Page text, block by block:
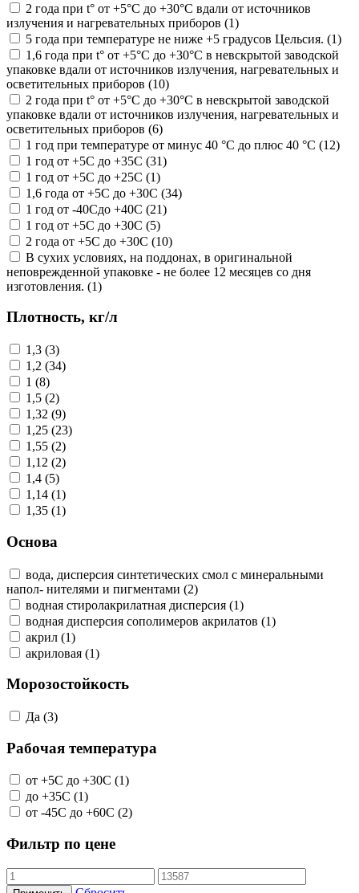
2 года при t° от +5°С до +30°С вдали от источников
излучения и нагревательных приборов (1)
5 года при температуре не ниже +5 градусов Цельсия. (1)
1,6 года при t° от +5°С до +30°С в невскрытой заводской
упаковке вдали от источников излучения, нагревательных и
осветительных приборов (10)
2 года при t° от +5°С до +30°С в невскрытой заводской
упаковке вдали от источников излучения, нагревательных и
осветительных приборов (6)
1 год при температуре от минус 40 °С до плюс 40 °С (12)
1 год от +5С до +35С (31)
1 год от +5С до +25С (1)
1,6 года от +5С до +30С (34)
1 год от -40Сдо +40С (21)
1 год от +5С до +30С (5)
2 года от +5С до +30С (10)
В сухих условиях, на поддонах, в оригинальной
неповрежденной упаковке - не более 12 месяцев со дня
изготовления. (1)
Плотность, кг/л
1,3 (3)
1,2 (34)
1 (8)
1,5 (2)
1,32 (9)
1,25 (23)
1,55 (2)
1,12 (2)
1,4 (5)
1,14 (1)
1,35 (1)
Основа
вода, дисперсия синтетических смол с минеральными
напол- нителями и пигментами (2)
водная стиролакрилатная дисперсия (1)
водная дисперсия сополимеров акрилатов (1)
акрил (1)
акриловая (1)
Морозостойкость
Да (3)
Рабочая температура
от +5С до +30С (1)
до +35С (1)
от -45С до +60С (2)
Фильтр по цене